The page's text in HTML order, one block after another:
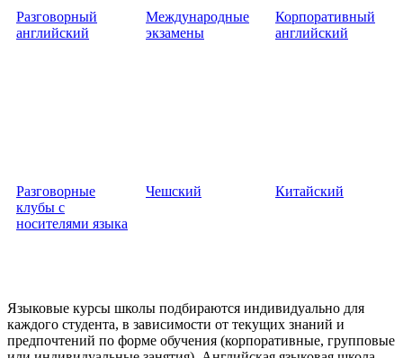
Разговорный
английский
Международные
экзамены
Корпоративный
английский
Разговорные
клубы с
носителями языка
Чешский Китайский
Языковые курсы школы подбираются индивидуально для
каждого студента, в зависимости от текущих знаний и
предпочтений по форме обучения (корпоративные, групповые